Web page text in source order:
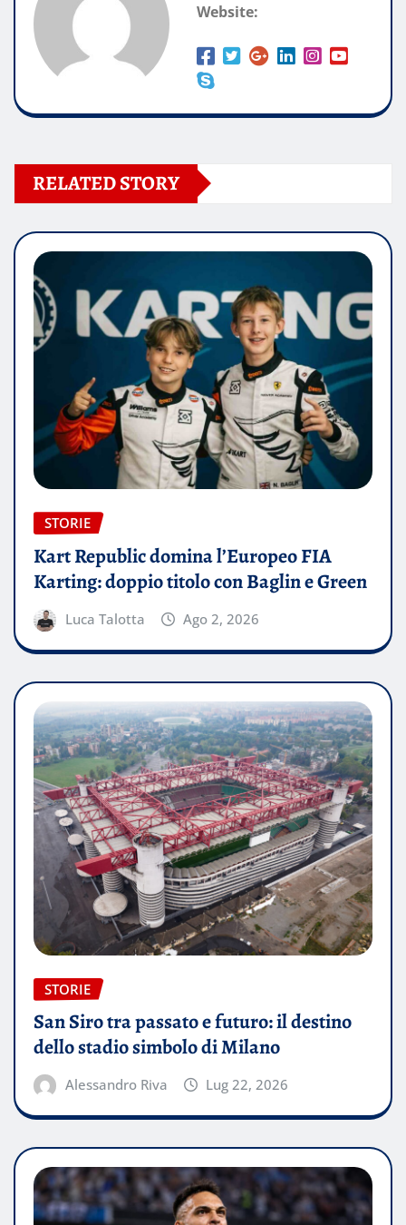
Website:
RELATED STORY
STORIE
Kart Republic domina l’Europeo FIA
Karting: doppio titolo con Baglin e Green
Luca Talotta Ago 2, 2026
STORIE
San Siro tra passato e futuro: il destino
dello stadio simbolo di Milano
Alessandro Riva Lug 22, 2026